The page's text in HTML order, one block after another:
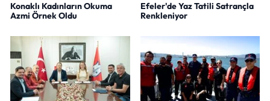
Konaklı Kadınların Okuma
Azmi Örnek Oldu
Efeler'de Yaz Tatili Satrançla
Renkleniyor